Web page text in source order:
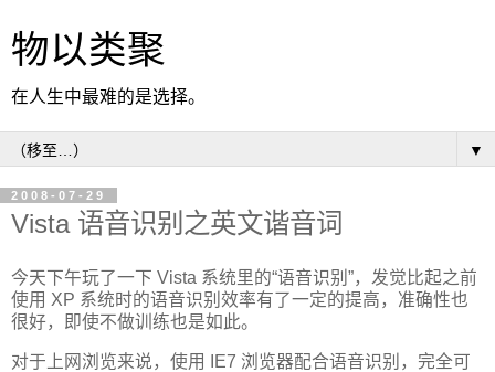
物以类聚
在人生中最难的是选择。
▼
2008-07-29
Vista 语音识别之英文谐音词
今天下午玩了一下 Vista 系统里的“语音识别”，发觉比起之前
使用 XP 系统时的语音识别效率有了一定的提高，准确性也
很好，即使不做训练也是如此。
对于上网浏览来说，使用 IE7 浏览器配合语音识别，完全可